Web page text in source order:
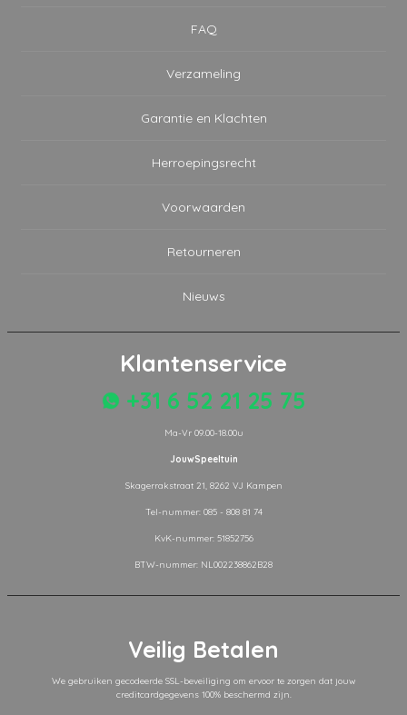
FAQ
Verzameling
Garantie en Klachten
Herroepingsrecht
Voorwaarden
Retourneren
Nieuws
Klantenservice
+31 6 52 21 25 75
Ma-Vr 09.00-18.00u
JouwSpeeltuin
Skagerrakstraat 21, 8262 VJ Kampen
Tel-nummer: 085 - 808 81 74
KvK-nummer: 51852756
BTW-nummer: NL002238862B28
Veilig Betalen
We gebruiken gecodeerde SSL-beveiliging om ervoor te zorgen dat jouw
creditcardgegevens 100% beschermd zijn.